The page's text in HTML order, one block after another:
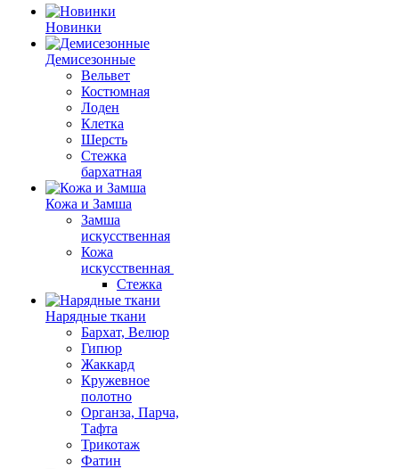
Новинки
Демисезонные
Вельвет
Костюмная
Лоден
Клетка
Шерсть
Стежка
бархатная
Кожа и Замша
Замша
искусственная
Кожа
искусственная
Стежка
Нарядные ткани
Бархат, Велюр
Гипюр
Жаккард
Кружевное
полотно
Органза, Парча,
Тафта
Трикотаж
Фатин